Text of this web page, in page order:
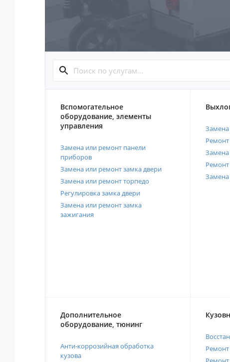
Вспомогательное
оборудование, элементы
управления
Замена или ремонт панели
приборов
Замена или ремонт замка двери
Замена или ремонт торпедо
Регулировка замка двери
Замена или ремонт замка
зажигания
Замена
Ремонт
Замена
Замена
Дополнительное
оборудование, тюнинг
Анти-коррозийная обработка
кузова
Ремонт